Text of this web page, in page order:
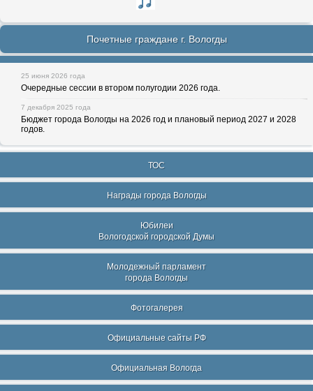
Почетные граждане г. Вологды
25 июня 2026 года
Очередные сессии в втором полугодии 2026 года.
7 декабря 2025 года
Бюджет города Вологды на 2026 год и плановый период 2027 и 2028
годов.
ТОС
Награды города Вологды
Юбилеи
Вологодской городской Думы
Молодежный парламент
города Вологды
Фотогалерея
Официальные сайты РФ
Официальная Вологда